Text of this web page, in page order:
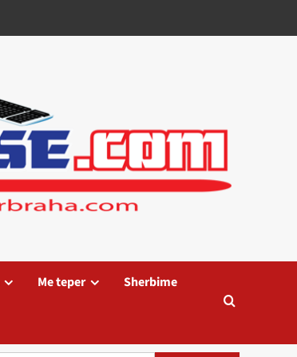
Me teper Sherbime